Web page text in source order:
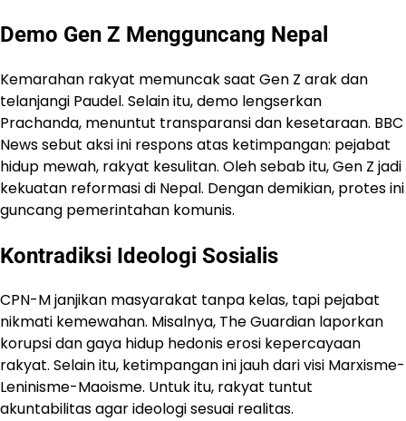
Demo Gen Z Mengguncang Nepal
Kemarahan rakyat memuncak saat Gen Z arak dan
telanjangi Paudel. Selain itu, demo lengserkan
Prachanda, menuntut transparansi dan kesetaraan. BBC
News sebut aksi ini respons atas ketimpangan: pejabat
hidup mewah, rakyat kesulitan. Oleh sebab itu, Gen Z jadi
kekuatan reformasi di Nepal. Dengan demikian, protes ini
guncang pemerintahan komunis.
Kontradiksi Ideologi Sosialis
CPN-M janjikan masyarakat tanpa kelas, tapi pejabat
nikmati kemewahan. Misalnya, The Guardian laporkan
korupsi dan gaya hidup hedonis erosi kepercayaan
rakyat. Selain itu, ketimpangan ini jauh dari visi Marxisme-
Leninisme-Maoisme. Untuk itu, rakyat tuntut
akuntabilitas agar ideologi sesuai realitas.